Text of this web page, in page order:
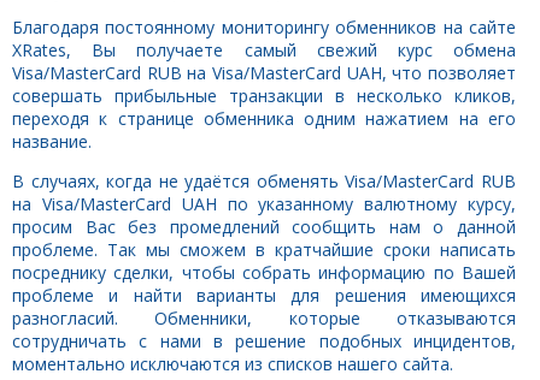
Благодаря постоянному мониторингу обменников на сайте
XRates, Вы получаете самый свежий курс обмена
Visa/MasterCard RUB на Visa/MasterCard UAH, что позволяет
совершать прибыльные транзакции в несколько кликов,
переходя к странице обменника одним нажатием на его
название.
В случаях, когда не удаётся обменять Visa/MasterCard RUB
на Visa/MasterCard UAH по указанному валютному курсу,
просим Вас без промедлений сообщить нам о данной
проблеме. Так мы сможем в кратчайшие сроки написать
посреднику сделки, чтобы собрать информацию по Вашей
проблеме и найти варианты для решения имеющихся
разногласий. Обменники, которые отказываются
сотрудничать с нами в решение подобных инцидентов,
моментально исключаются из списков нашего сайта.